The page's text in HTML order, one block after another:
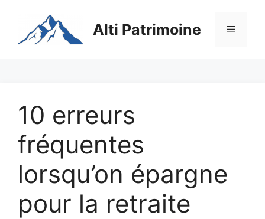
contenu
Alti Patrimoine Menu
10 erreurs
fréquentes
lorsqu’on épargne
pour la retraite